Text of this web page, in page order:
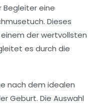
eine
Dieses
der wertvollsten
es durch die
nach dem idealen
Geburt. Die Auswahl